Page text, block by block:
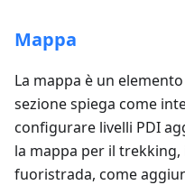
Mappa
La mappa è un
sezione spiega come
configurare livelli PDI
la mappa per il
fuoristrada, come